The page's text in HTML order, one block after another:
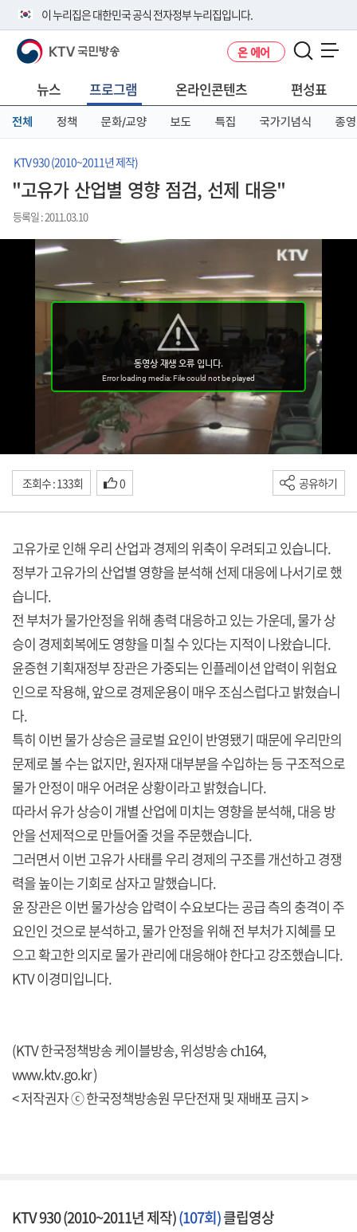
이 누리집은 대한민국 공식 전자정부 누리집입니다.
공식 누리집 주소 확인하기
니다.
이밖에 or.kr 또는 .kr등 다른 도메인 주소를 사용하고 있다면 아래 URL에
서 도메인 주소를 확인해 보세요
KTV 국민방송 온 에어
뉴스 프로그램 온라인콘텐츠 편성표
전체 정책 문화/교양 보도 특집 국가기념식 종영
KTV 930 (2010~2011년 제작)
"고유가 산업별 영향 점검, 선제 대응"
등록일 : 2011.03.10
조회수 : 133회 0 공유하기
고유가로 인해 우리 산업과 경제의 위축이 우려되고 있습니다.
정부가 고유가의 산업별 영향을 분석해 선제 대응에 나서기로 했
습니다.
전 부처가 물가안정을 위해 총력 대응하고 있는 가운데, 물가 상
승이 경제회복에도 영향을 미칠 수 있다는 지적이 나왔습니다.
윤증현 기획재정부 장관은 가중되는 인플레이션 압력이 위험요
인으로 작용해, 앞으로 경제운용이 매우 조심스럽다고 밝혔습니
다.
특히 이번 물가 상승은 글로벌 요인이 반영됐기 때문에 우리만의
문제로 볼 수는 없지만, 원자재 대부분을 수입하는 등 구조적으로
물가 안정이 매우 어려운 상황이라고 밝혔습니다.
따라서 유가 상승이 개별 산업에 미치는 영향을 분석해, 대응 방
안을 선제적으로 만들어줄 것을 주문했습니다.
그러면서 이번 고유가 사태를 우리 경제의 구조를 개선하고 경쟁
력을 높이는 기회로 삼자고 말했습니다.
윤 장관은 이번 물가상승 압력이 수요보다는 공급 측의 충격이 주
요인인 것으로 분석하고, 물가 안정을 위해 전 부처가 지혜를 모
으고 확고한 의지로 물가 관리에 대응해야 한다고 강조했습니다.
KTV 이경미입니다.
(KTV 한국정책방송 케이블방송, 위성방송 ch164,
www.ktv.go.kr )
< 저작권자 ⓒ 한국정책방송원 무단전재 및 재배포 금지 >
KTV 930 (2010~2011년 제작)(107회)클립영상